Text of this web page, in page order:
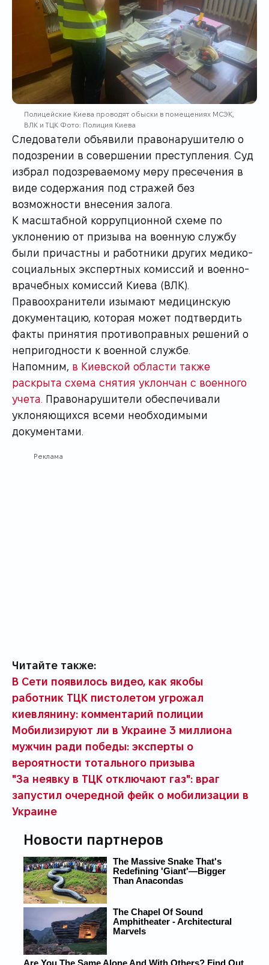
Полицейские Киева проводят обыски в помещениях МСЭК,
ВЛК и ТЦК Фото: Полиция Киева
Следователи объявили правонарушителю о
подозрении в совершении преступления. Суд
избрал подозреваемому меру пресечения в
виде содержания под стражей без
возможности внесения залога.
К масштабной коррупционной схеме по
уклонению от призыва на военную службу
были причастны и работники других медико-
социальных экспертных комиссий и военно-
врачебных комиссий Киева (ВЛК).
Правоохранители изымают медицинскую
документацию, которая может подтвердить
факты принятия противоправных решений о
непригодности к военной службе.
Напомним, в Киевской области также
раскрыта схема снятия уклончан с военного
учета. Правонарушители обеспечивали
уклоняющихся всеми необходимыми
документами.
Реклама
Читайте также:
В Сети появилось видео, как якобы
работник ТЦК пистолетом угрожал
киевлянину: комментарий полиции
Мобилизируют ли в Украине 3 миллиона
мужчин ради победы: эксперты о
вероятности тотального призыва
"За неявку в ТЦК отключают газ": враг
запустил очередной фейк о мобилизации в
Украине
Новости партнеров